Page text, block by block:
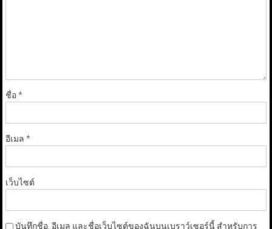
ชื่อ*
อีเมล *
เว็บไซต์
บันทึกชื่อ, อีเมล และชื่อเว็บไซต์ของฉันบนเบราว์เซอร์นี้ สำหรับการ